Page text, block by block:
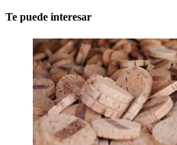
Te puede interesar